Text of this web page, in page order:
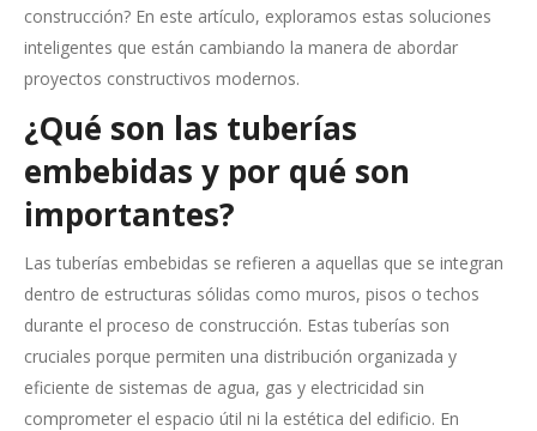
construcción? En este artículo, exploramos estas soluciones
inteligentes que están cambiando la manera de abordar
proyectos constructivos modernos.
¿Qué son las tuberías
embebidas y por qué son
importantes?
Las tuberías embebidas se refieren a aquellas que se integran
dentro de estructuras sólidas como muros, pisos o techos
durante el proceso de construcción. Estas tuberías son
cruciales porque permiten una distribución organizada y
eficiente de sistemas de agua, gas y electricidad sin
comprometer el espacio útil ni la estética del edificio. En